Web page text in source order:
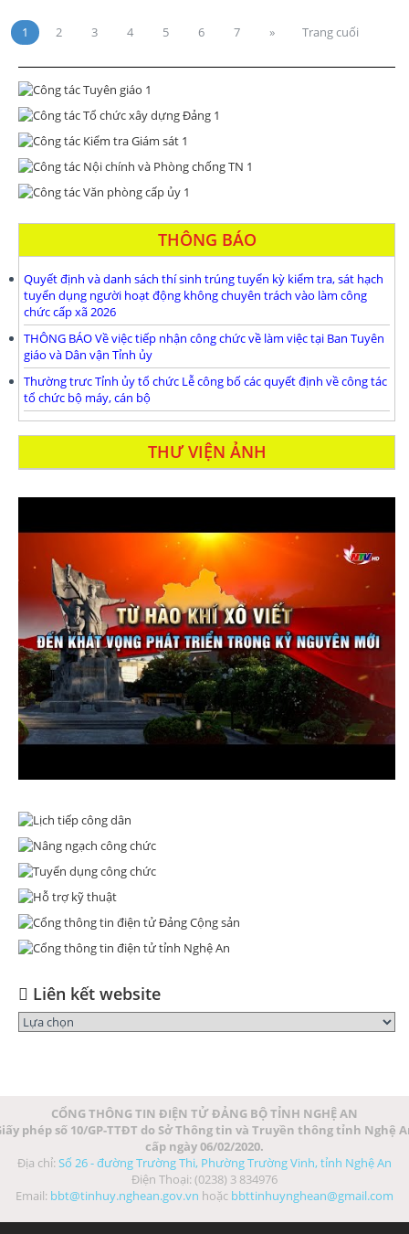
1 2 3 4 5 6 7 » Trang cuối
THÔNG BÁO
Quyết định và danh sách thí sinh trúng tuyển kỳ kiểm tra, sát hạch
tuyển dụng người hoạt động không chuyên trách vào làm công
chức cấp xã 2026
THÔNG BÁO Về việc tiếp nhận công chức về làm việc tại Ban Tuyên
giáo và Dân vận Tỉnh ủy
Thường trưc Tỉnh ủy tổ chức Lễ công bố các quyết định về công tác
tổ chức bộ máy, cán bộ
THƯ VIỆN ẢNH
Liên kết website
CỔNG THÔNG TIN ĐIỆN TỬ ĐẢNG BỘ TỈNH NGHỆ AN
phép số 10/GP-TTĐT do Sở Thông tin và Truyền thông tỉnh Nghệ
cấp ngày 06/02/2020.
Địa chỉ: Số 26 - đường Trường Thi, Phường Trường Vinh, tỉnh Nghệ An
Điện Thoại: (0238) 3 834976
Email: bbt@tinhuy.nghean.gov.vn hoặc bbttinhuynghean@gmail.com